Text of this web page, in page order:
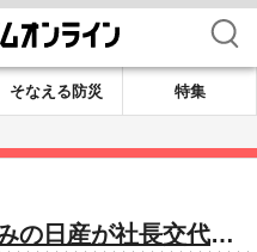
検索
そなえる防災
特集
の日産が社長交代